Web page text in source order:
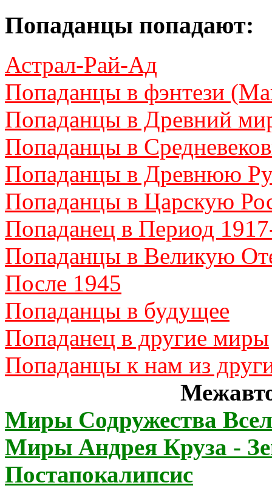
Попаданцы попадают:
Астрал-Рай-Ад
Попаданцы в фэнтези
Попаданцы в Древний
Попаданцы в
Попаданцы в Древнюю
Попаданцы в Царскую
Попаданец в Период
Попаданцы в Великую
После 1945
Попаданцы в будущее
Попаданец в другие миры
Попаданцы к нам из
Миры Содружества
Миры Андрея Круза -
Постапокалипсис